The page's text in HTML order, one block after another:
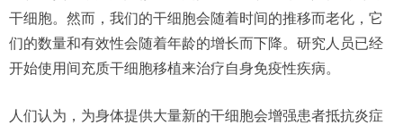
干细胞。然而，我们的干细胞会随着时间的推移而老化，它
们的数量和有效性会随着年龄的增长而下降。研究人员已经
开始使用间充质干细胞移植来治疗自身免疫性疾病。
人们认为，为身体提供大量新的干细胞会增强患者抵抗炎症